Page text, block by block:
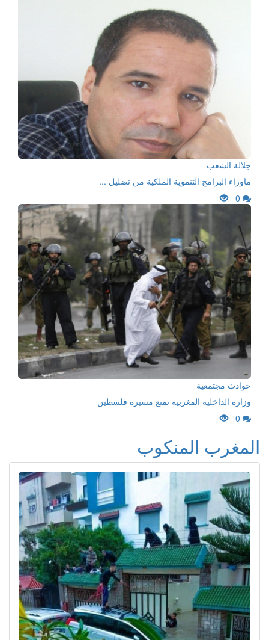
جلالة الشعب
ماوراء البرامج التنموية الملكية من تضليل ...
0
حوادث مجتمعية
وزارة الداخلية المغربية تمنع مسيرة فلسطين
0
المغرب المنكوب